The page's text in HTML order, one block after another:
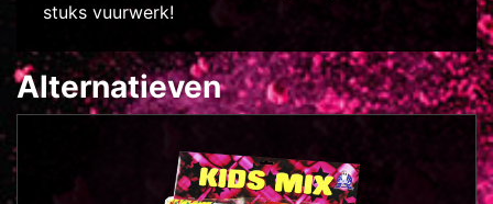
stuks vuurwerk!
Alternatieven